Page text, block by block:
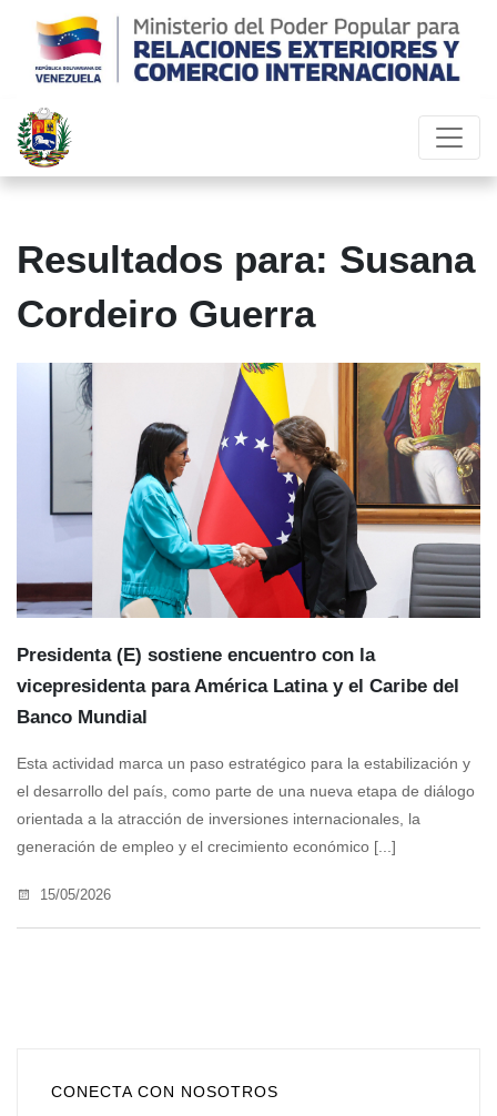
Resultados para: Susana
Cordeiro Guerra
Presidenta (E) sostiene encuentro con la
vicepresidenta para América Latina y el Caribe del
Banco Mundial
Esta actividad marca un paso estratégico para la estabilización y
el desarrollo del país, como parte de una nueva etapa de diálogo
orientada a la atracción de inversiones internacionales, la
generación de empleo y el crecimiento económico [...]
15/05/2026
CONECTA CON NOSOTROS